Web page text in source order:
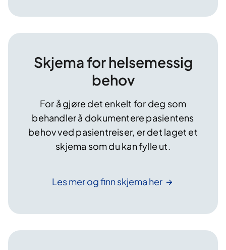
Skjema for helsemessig
behov
For å gjøre det enkelt for deg som
behandler å dokumentere pasientens
behov ved pasientreiser, er det laget et
skjema som du kan fylle ut.
Les mer og finn skjema her